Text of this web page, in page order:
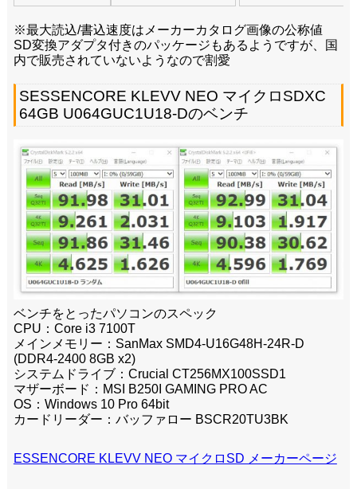
※最大読込/書込速度はメーカーカタログ画像の公称値
SD変換アダプタ付きのパッケージもあるようですが、国
内で販売されていないようなので割愛
SESSENCORE KLEVV NEO マイクロSDXC
64GB U064GUC1U18-Dのベンチ
ベンチをとったパソコンのスペック
CPU：Core i3 7100T
メインメモリー：SanMax SMD4-U16G48H-24R-D
(DDR4-2400 8GB x2)
システムドライブ：Crucial CT256MX100SSD1
マザーボード：MSI B250I GAMING PRO AC
OS：Windows 10 Pro 64bit
カードリーダー：バッファロー BSCR20TU3BK
ESSENCORE KLEVV NEO マイクロSD メーカーページ